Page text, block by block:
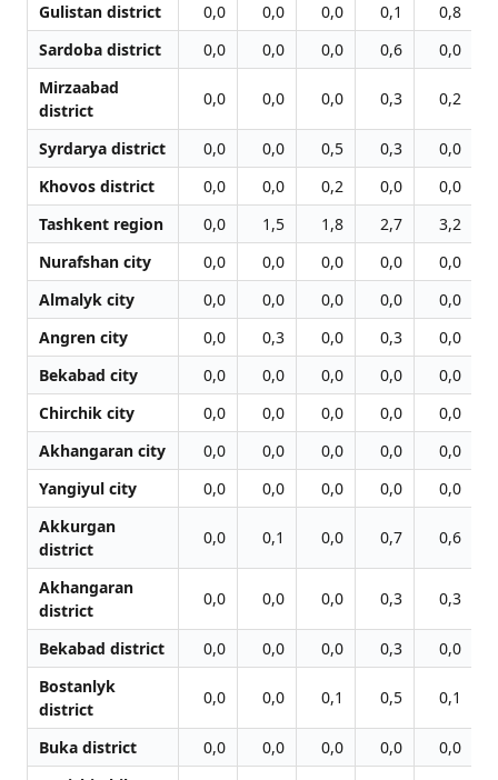
Gulistan district 0,0 0,0 0,0 0,1
0,8
Sardoba district
0,0 0,0 0,0 0,6
0,0
Mirzaabad
district
0,0 0,0 0,0 0,3 0,2
Syrdarya district 0,0 0,0 0,5 0,3
0,0
Khovos district
0,0 0,0 0,2 0,0
0,0
Tashkent region
0,0 1,5 1,8 2,7
3,2
Nurafshan city
0,0 0,0 0,0 0,0
0,0
Almalyk city
0,0 0,0 0,0 0,0
0,0
Angren city
0,0 0,3 0,0 0,3
0,0
Bekabad city
0,0 0,0 0,0 0,0
0,0
Chirchik city
0,0 0,0 0,0 0,0
0,0
Akhangaran city
0,0 0,0 0,0 0,0
0,0
Yangiyul city
0,0 0,0 0,0 0,0
0,0
Akkurgan
district
0,0 0,1 0,0 0,7 0,6
Akhangaran
district
0,0 0,0 0,0 0,3 0,3
Bekabad district 0,0 0,0 0,0 0,3
0,0
Bostanlyk
district
0,0 0,0 0,1 0,5 0,1
Buka district 0,0 0,0 0,0 0,0
0,0